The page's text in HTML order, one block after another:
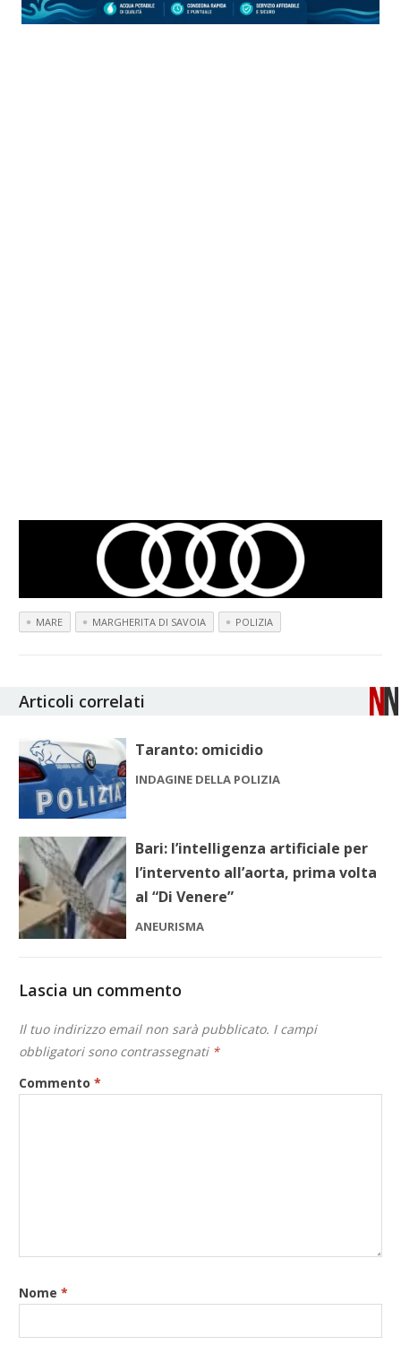
MARE MARGHERITA DI SAVOIA POLIZIA
Articoli correlati
Taranto: omicidio
INDAGINE DELLA POLIZIA
Bari: l’intelligenza artificiale per
l’intervento all’aorta, prima volta
al “Di Venere”
ANEURISMA
Lascia un commento
Il tuo indirizzo email non sarà pubblicato. I campi
obbligatori sono contrassegnati *
Commento*
Nome*